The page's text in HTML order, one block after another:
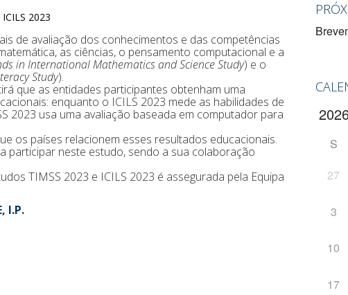
de avaliação dos conhecimentos e das competências
as ciências, o pensamento computacional e a
in International Mathematics and Science Study) e o
Study).
que as entidades participantes obtenham uma
enquanto o ICILS 2023 mede as habilidades de
2023 usa uma avaliação baseada em computador para
os países relacionem esses resultados educacionais.
participar neste estudo, sendo a sua colaboração
TIMSS 2023 e ICILS 2023 é assegurada pela Equipa
I.P.
S
27
3
10
17